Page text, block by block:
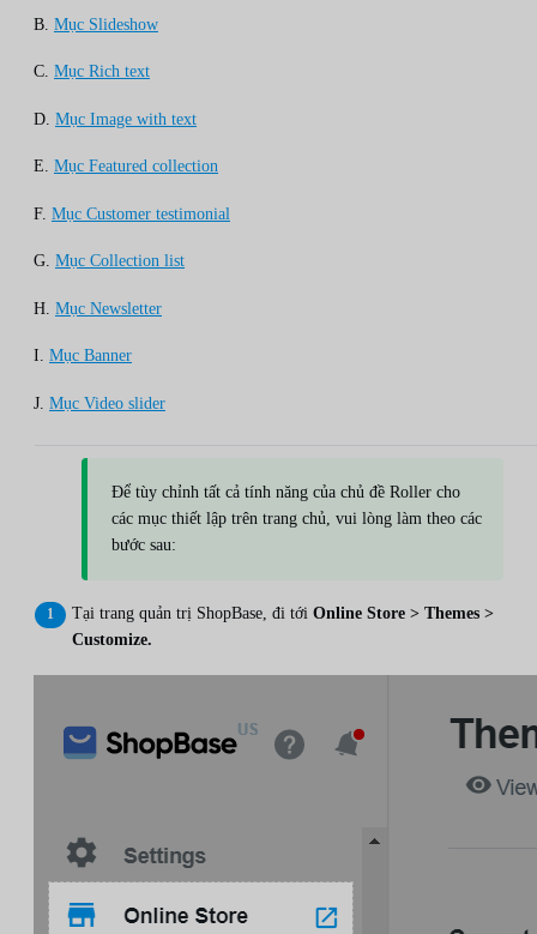
B. Mục Slideshow
C. Mục Rich text
D. Mục Image with text
E. Mục Featured collection
F. Mục Customer testimonial
G. Mục Collection list
H. Mục Newsletter
I. Mục Banner
J. Mục Video slider
Để tùy chỉnh tất cả tính năng của chủ đề Roller cho
các mục thiết lập trên trang chủ, vui lòng làm theo các
bước sau:
Tại trang quản trị ShopBase, đi tới Online Store > Themes >
Customize.